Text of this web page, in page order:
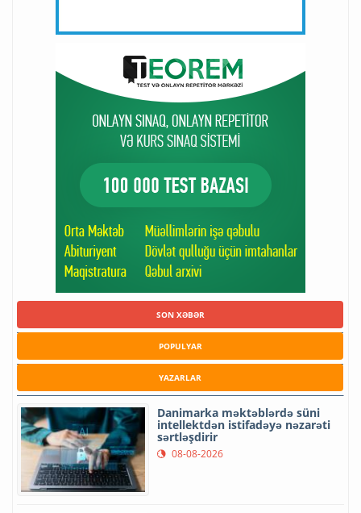
SON XƏBƏR
POPULYAR
YAZARLAR
Danimarka məktəblərdə süni
intellektdən istifadəyə nəzarəti
sərtləşdirir
08-08-2026